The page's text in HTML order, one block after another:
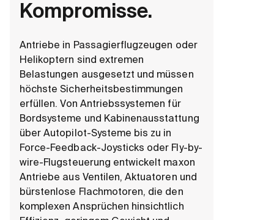
Kompromisse.
Antriebe in Passagierflugzeugen oder
Helikoptern sind extremen
Belastungen ausgesetzt und müssen
höchste Sicherheitsbestimmungen
erfüllen. Von Antriebssystemen für
Bordsysteme und Kabinenausstattung
über Autopilot-Systeme bis zu in
Force-Feedback-Joysticks oder Fly-by-
wire-Flugsteuerung entwickelt maxon
Antriebe aus Ventilen, Aktuatoren und
bürstenlose Flachmotoren, die den
komplexen Ansprüchen hinsichtlich